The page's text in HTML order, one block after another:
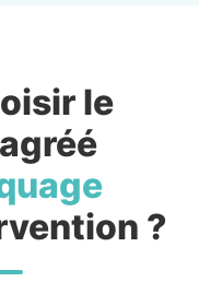
le
?